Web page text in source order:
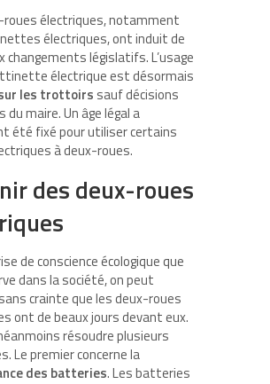
roues électriques, notamment
électriques, ont induit de
changements législatifs. L’usage
électrique est désormais
les trottoirs sauf décisions
du maire. Un âge légal a
été fixé pour utiliser certains
à deux-roues.
des deux-roues
de conscience écologique que
dans la société, on peut
crainte que les deux-roues
ont de beaux jours devant eux.
résoudre plusieurs
Le premier concerne la
des batteries. Les batteries